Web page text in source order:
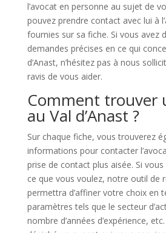
l’avocat en personne au sujet de
pouvez prendre contact avec lui à
fournies sur sa fiche. Si vous avez
demandes précises en ce qui
d’Anast, n’hésitez pas à nous
ravis de vous aider.
Comment trouver
au Val d’Anast ?
Sur chaque fiche, vous trouverez
informations pour contacter
prise de contact plus aisée. Si
ce que vous voulez, notre outil de
permettra d’affiner votre choix en
paramètres tels que le secteur
nombre d’années d’expérience,